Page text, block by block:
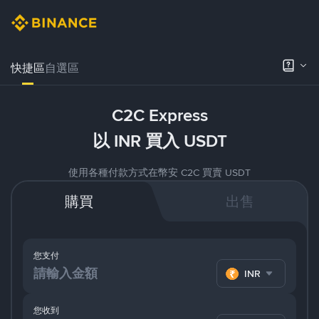
快捷區自選區
C2C Express
以 INR 買入 USDT
使用各種付款方式在幣安 C2C 買賣 USDT
購買 出售
您支付
INR
您收到